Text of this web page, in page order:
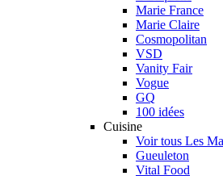
Marie France
Marie Claire
Cosmopolitan
VSD
Vanity Fair
Vogue
GQ
100 idées
Cuisine
Voir tous Les
Gueuleton
Vital Food